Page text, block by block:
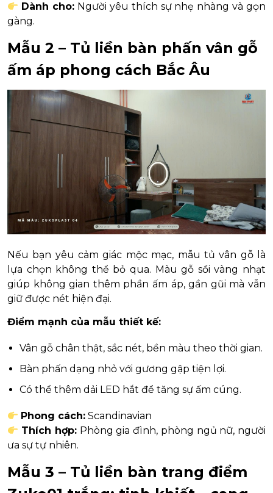
Dành cho: Người yêu thích sự nhẹ nhàng và gọn
gàng.
Mẫu 2 – Tủ liền bàn phấn vân gỗ
ấm áp phong cách Bắc Âu
Nếu bạn yêu cảm giác mộc mạc, mẫu tủ vân gỗ là
lựa chọn không thể bỏ qua. Màu gỗ sồi vàng nhạt
giúp không gian thêm phần ấm áp, gần gũi mà vẫn
giữ được nét hiện đại.
Điểm mạnh của mẫu thiết kế:
Vân gỗ chân thật, sắc nét, bền màu theo thời gian.
Bàn phấn dạng nhỏ với gương gập tiện lợi.
Có thể thêm dải LED hắt để tăng sự ấm cúng.
Phong cách: Scandinavian
Thích hợp:Phòng gia đình, phòng ngủ nữ, người
ưa sự tự nhiên.
Mẫu 3 – Tủ liền bàn trang điểm